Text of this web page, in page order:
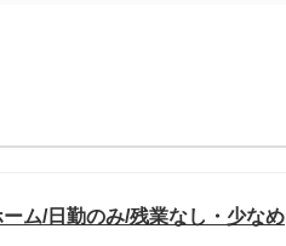
ム/日勤のみ/残業なし・少なめ